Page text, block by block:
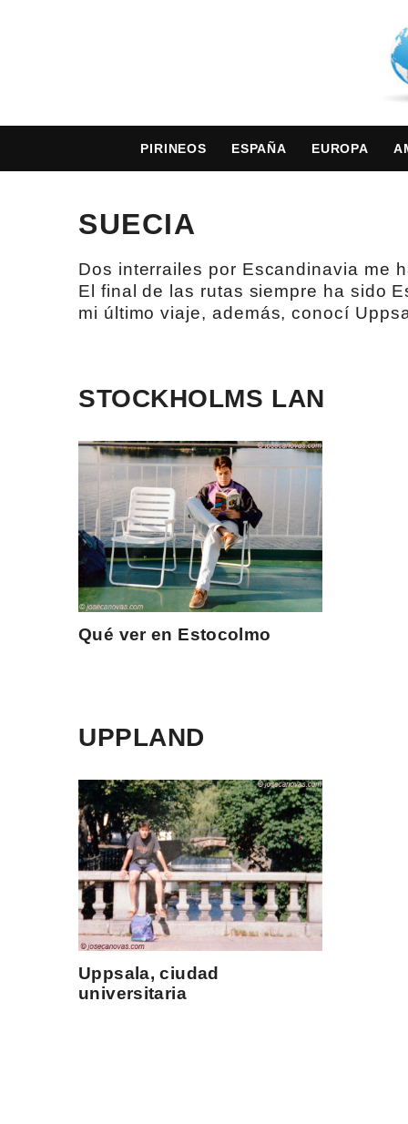
PIRINEOS ESPAÑA EUROPA
SUECIA
Dos interrailes por Escandinavia me
El final de las rutas siempre ha sido
mi último viaje, además, conocí
STOCKHOLMS LAN
Qué ver en Estocolmo
UPPLAND
Uppsala, ciudad
universitaria